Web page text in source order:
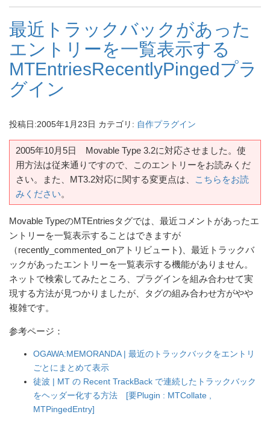
最近トラックバックがあった
エントリーを一覧表示する
MTEntriesRecentlyPingedプラ
グイン
投稿日:2005年1月23日 カテゴリ: 自作プラグイン
2005年10月5日 Movable Type 3.2に対応させました。使
用方法は従来通りですので、このエントリーをお読みくだ
さい。また、MT3.2対応に関する変更点は、
こちらをお読
みください。
Movable TypeのMTEntriesタグでは、最近コメントがあったエ
ントリーを一覧表示することはできますが
（recently_commented_onアトリビュート)、最近トラックバ
ックがあったエントリーを一覧表示する機能がありません。
ネットで検索してみたところ、プラグインを組み合わせて実
現する方法が見つかりましたが、タグの組み合わせ方がやや
複雑です。
参考ページ：
OGAWA:MEMORANDA | 最近のトラックバックをエントリ
ごとにまとめて表示
徒波 | MT の Recent TrackBack で連続したトラックバック
をヘッダー化する方法 [要Plugin : MTCollate ,
MTPingedEntry]